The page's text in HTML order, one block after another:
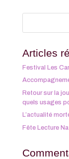
Articles
Festival Les
Retour sur la
quels usages
L’actualité
Fête Lecture